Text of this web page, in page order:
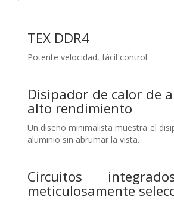
TEX DDR4
Potente velocidad, fácil control
Disipador de calor de
alto rendimiento
Un diseño minimalista muestra el
aluminio sin abrumar la vista.
Circuitos
meticulosamente